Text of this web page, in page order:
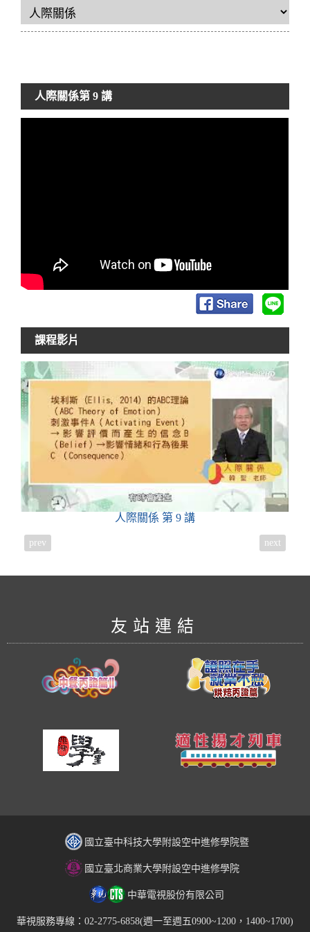
人際關係第 9 講
課程影片
人際關係 第 9 講
prev next
友站連結
國立臺中科技大學附設空中進修學院暨
國立臺北商業大學附設空中進修學院
中華電視股份有限公司
華視服務專線：02-2775-6858(週一至週五0900~1200，1400~1700)